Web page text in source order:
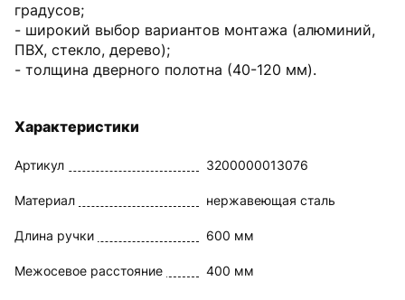
градусов;
- широкий выбор вариантов монтажа (алюминий,
ПВХ, стекло, дерево);
- толщина дверного полотна (40-120 мм).
Характеристики
Артикул 3200000013076
Материал нержавеющая сталь
Длина ручки 600 мм
Межосевое расстояние 400 мм